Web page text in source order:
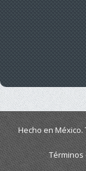
Hecho en
Términos